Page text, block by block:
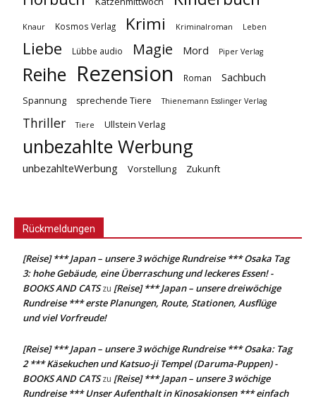
Knaur Kosmos Verlag Krimi Kriminalroman Leben
Liebe Lübbe audio Magie Mord Piper Verlag
Reihe Rezension Roman Sachbuch
Spannung sprechende Tiere Thienemann Esslinger Verlag
Thriller Tiere Ullstein Verlag
unbezahlte Werbung
unbezahlteWerbung Vorstellung Zukunft
Rückmeldungen
[Reise] *** Japan – unsere 3 wöchige Rundreise *** Osaka Tag
3: hohe Gebäude, eine Überraschung und leckeres Essen! -
BOOKS AND CATSzu [Reise] *** Japan – unsere dreiwöchige
Rundreise *** erste Planungen, Route, Stationen, Ausflüge
und viel Vorfreude!
[Reise] *** Japan – unsere 3 wöchige Rundreise *** Osaka: Tag
2 *** Käsekuchen und Katsuo-ji Tempel (Daruma-Puppen) -
BOOKS AND CATSzu [Reise] *** Japan – unsere 3 wöchige
Rundreise *** Unser Aufenthalt in Kinosakionsen *** einfach